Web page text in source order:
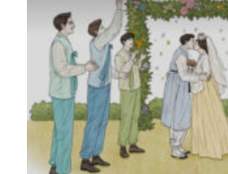
원문보기 PDF
박물관 홈페이지